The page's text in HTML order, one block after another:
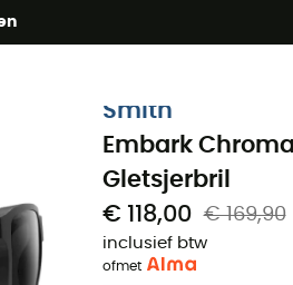
met code Summer5
Smith
Embark
Gletsjerbril
€ 118,00 € 169,90
inclusief btw
ofmet